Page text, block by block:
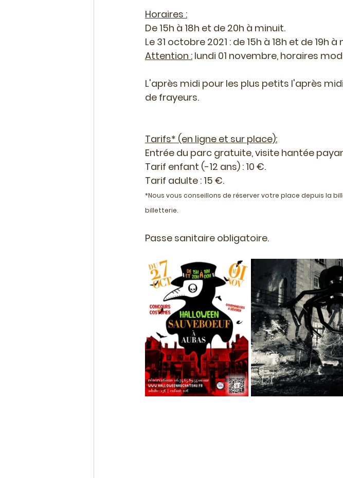
Horaires :
De 15h à 18h et de 20h à minuit.
Le 31 octobre 2021 : de 15h à 18h et de 19h à
Attention : lundi 01 novembre, horaires
L'après midi pour les plus petits l'après
de frayeurs.
Tarifs* (en ligne et sur place):
Entrée du parc gratuite, visite hantée
Tarif enfant (-12 ans) : 10 €.
Tarif adulte : 15 €.
*Nous vous conseillons de réserver votre place depuis la
billetterie.
Passe sanitaire obligatoire.